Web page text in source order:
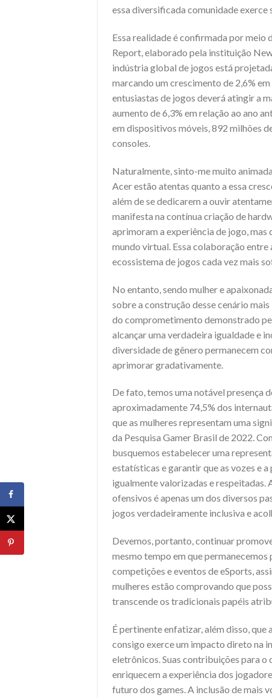
essa diversificada comunidade exerce
Essa realidade é confirmada por
Report, elaborado pela instituição
indústria global de jogos está
marcando um crescimento de 2,6%
entusiastas de jogos deverá atingir a
aumento de 6,3% em relação ao ano
em dispositivos móveis, 892 milhões
consoles.
Naturalmente, sinto-me muito
Acer estão atentas quanto a essa
além de se dedicarem a ouvir
manifesta na contínua criação de
aprimoram a experiência de jogo, mas
mundo virtual. Essa colaboração
ecossistema de jogos cada vez mais
No entanto, sendo mulher e
sobre a construção desse cenário
do comprometimento demonstrado
alcançar uma verdadeira igualdade e
diversidade de gênero permanecem
aprimorar gradativamente.
De fato, temos uma notável presença
aproximadamente 74,5% dos
que as mulheres representam uma
da Pesquisa Gamer Brasil de 2022.
busquemos estabelecer uma
estatísticas e garantir que as vozes e
igualmente valorizadas e respeitadas.
ofensivos é apenas um dos diversos
jogos verdadeiramente inclusiva e
Devemos, portanto, continuar
mesmo tempo em que
competições e eventos de eSports,
mulheres estão comprovando que
transcende os tradicionais papéis
É pertinente enfatizar, além disso,
consigo exerce um impacto direto na
eletrônicos. Suas contribuições para o
enriquecem a experiência dos
futuro dos games. A inclusão de mais